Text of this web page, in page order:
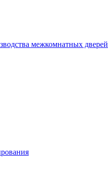
межкомнатных дверей